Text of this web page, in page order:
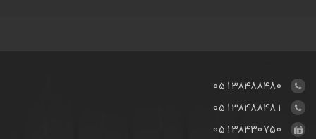
05138488480
05138488481
05138430750